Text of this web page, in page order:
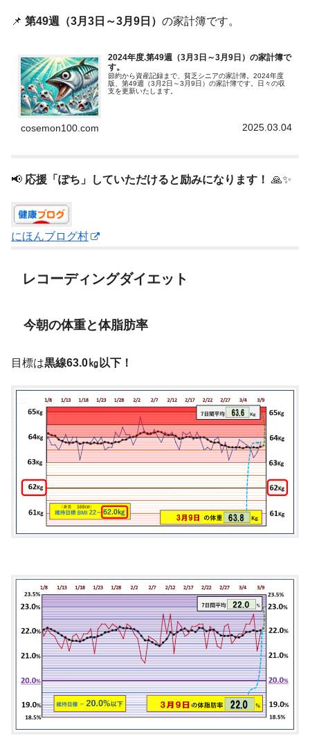
📌 第49週（3月3日～3月9日） の家計簿です。
2024年度.第49週（3月3日～3月9日）の家計簿で
す。
節約から資産記録まで、貧乏シニアの家計簿。2024年度
版、第49週（3月2日～3月9日）の家計簿です。日々の収
支を更新いたします。
cosemon100.com 2025.03.04
📢 応援「ぽち」していただけると励みになります！ 🙏✨
にほんブログ村
レコーディングダイエット
今朝の体重と体脂肪率
目標は黒線63.0㎏以下！